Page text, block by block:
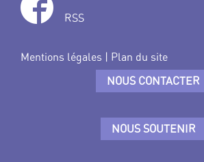
RSS
Mentions légales | Plan du site
NOUS CONTACTER
NOUS SOUTENIR